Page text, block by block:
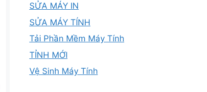
SỬA MÁY IN
SỬA MÁY TÍNH
Tải Phần Mềm Máy Tính
TỈNH MỚI
Vệ Sinh Máy Tính